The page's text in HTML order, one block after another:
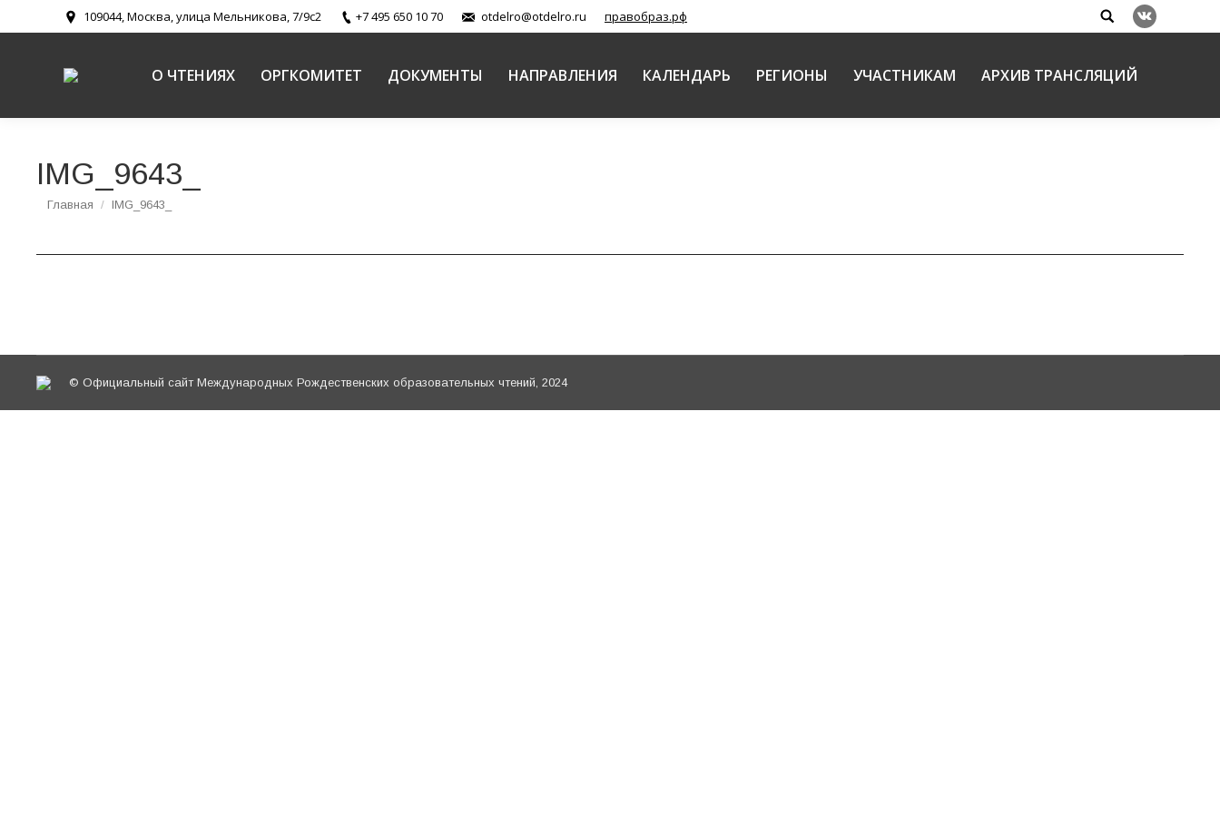
109044, Москва, улица Мельникова, 7/9с2 +7 495 650 10 70 otdelro@otdelro.ru правобраз.рф Search:
Вконтакте
О ЧТЕНИЯХ ОРГКОМИТЕТ ДОКУМЕНТЫ НАПРАВЛЕНИЯ КАЛЕНДАРЬ РЕГИОНЫ УЧАСТНИКАМ АРХИВ ТРАНСЛЯЦИЙ
IMG_9643_
Вы здесь:
Главная IMG_9643_
© Официальный сайт Международных Рождественских образовательных чтений, 2024